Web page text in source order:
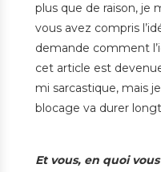
plus que de raison, je
vous avez compris
demande comment
cet article est
mi sarcastique, mais
blocage va durer
Et vous, en quoi